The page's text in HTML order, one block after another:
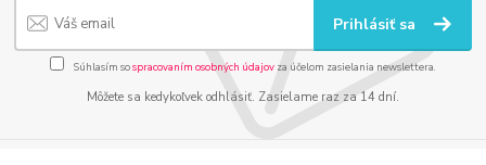
Prihlásiť sa
Súhlasím sospracovaním osobných údajov za účelom zasielania newslettera.
Môžete sa kedykoľvek odhlásiť. Zasielame raz za 14 dní.